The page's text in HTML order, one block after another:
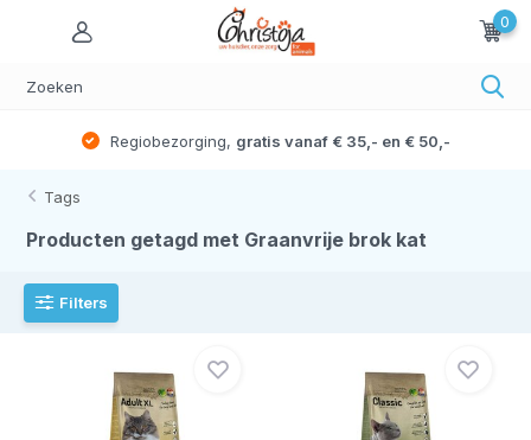
0
Regiobezorging, gratis vanaf € 35,- en € 50,-
Tags
Producten getagd met Graanvrije brok kat
Filters